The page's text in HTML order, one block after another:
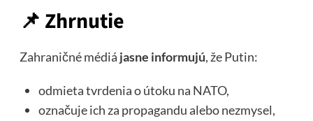
📌 Zhrnutie
Zahraničné médiá jasne informujú, že Putin:
odmieta tvrdenia o útoku na NATO,
označuje ich za propagandu alebo nezmysel,